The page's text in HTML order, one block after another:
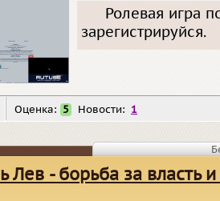
Ролевая игра
зарегистрируйся.
Оценка: 5 Новости: 1
Лев - борьба за власть